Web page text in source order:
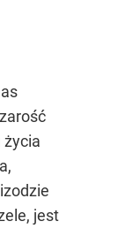
życia
jest